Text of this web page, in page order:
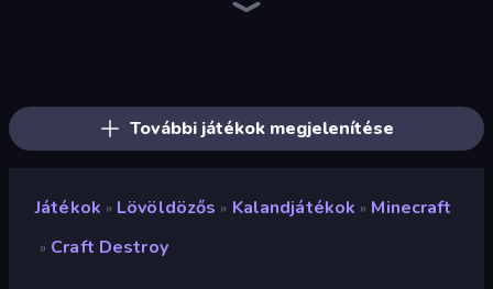
További játékok megjelenítése
Játékok » Lövöldözős » Kalandjátékok » Minecraft
» Craft Destroy